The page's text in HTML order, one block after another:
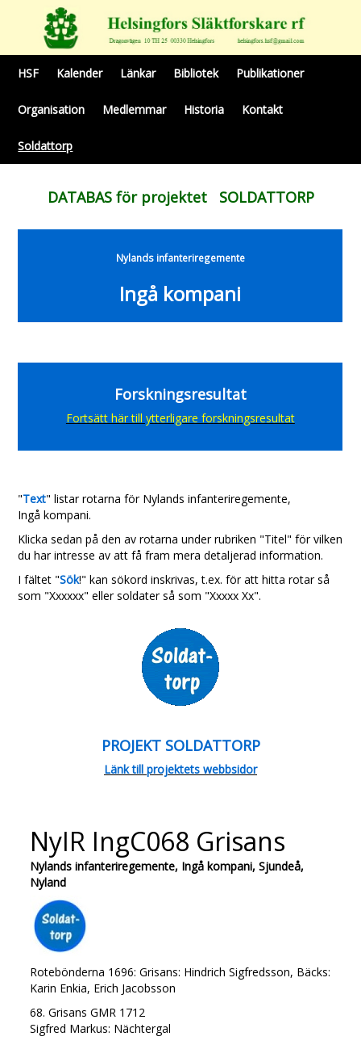
HSF Kalender Länkar Bibliotek Publikationer
Organisation Medlemmar Historia Kontakt
Soldattorp
DATABAS för projektet SOLDATTORP
Nylands infanteriregemente
Ingå kompani
Forskningsresultat
Fortsätt här till ytterligare forskningsresultat
"Text" listar rotarna för Nylands infanteriregemente,
Ingå kompani.
Klicka sedan på den av rotarna under rubriken "Titel" för vilken
du har intresse av att få fram mera detaljerad information.
I fältet "Sök!" kan sökord inskrivas, t.ex. för att hitta rotar så
som "Xxxxxx" eller soldater så som "Xxxxx Xx".
PROJEKT SOLDATTORP
Länk till projektets webbsidor
NyIR IngC068 Grisans
Nylands infanteriregemente, Ingå kompani, Sjundeå,
Nyland
Rotebönderna 1696: Grisans: Hindrich Sigfredsson, Bäcks:
Karin Enkia, Erich Jacobsson
68. Grisans GMR 1712
Sigfred Markus: Nächtergal